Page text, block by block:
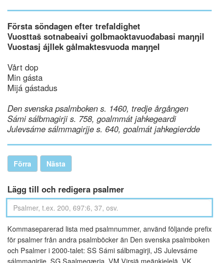
Första söndagen efter trefaldighet
Vuosttaš sotnabeaivi golbmaoktavuođabasi maŋŋil
Vuostasj ájllek gålmaktesvuoda maŋŋel
Vårt dop
Min gásta
Mijá gástadus
Den svenska psalmboken s. 1460, tredje årgången
Sámi sálbmagirji s. 758, goalmmát jahkegeardi
Julevsáme sálmmagirjje s. 640, goalmát jahkegierdde
Förra Nästa
Lägg till och redigera psalmer
Kommaseparerad lista med psalmnummer, använd följande prefix
för psalmer från andra psalmböcker än Den svenska psalmboken
och Psalmer i 2000-talet: SS Sámi sálbmagirji, JS Julevsáme
sálmmagirjje, SG Saalmegærja, VM Virsiä meänkielelä, VK